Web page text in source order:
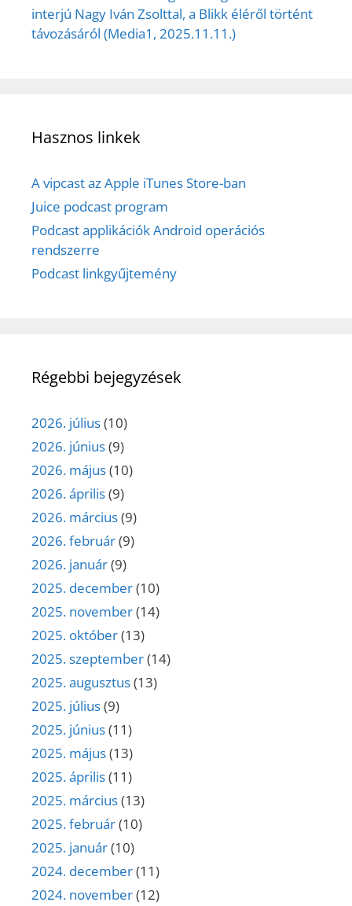
interjú Nagy Iván Zsolttal, a Blikk éléről történt
távozásáról (Media1, 2025.11.11.)
Hasznos linkek
A vipcast az Apple iTunes Store-ban
Juice podcast program
Podcast applikációk Android operációs
rendszerre
Podcast linkgyűjtemény
Régebbi bejegyzések
2026. július(10)
2026. június(9)
2026. május(10)
2026. április(9)
2026. március(9)
2026. február(9)
2026. január(9)
2025. december(10)
2025. november(14)
2025. október(13)
2025. szeptember(14)
2025. augusztus(13)
2025. július(9)
2025. június(11)
2025. május(13)
2025. április(11)
2025. március(13)
2025. február(10)
2025. január(10)
2024. december(11)
2024. november(12)